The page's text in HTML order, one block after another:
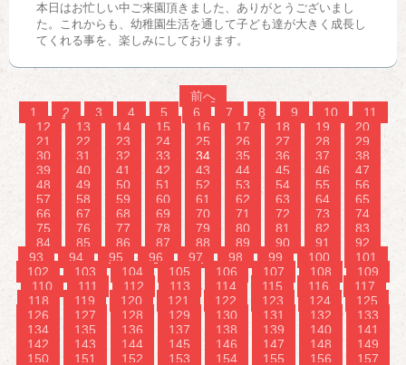
本日はお忙しい中ご来園頂きました、ありがとうございまし
た。これからも、幼稚園生活を通して子ども達が大きく成長し
てくれる事を、楽しみにしております。
前へ
1
2 3 4 5 6 7 8 9 10
11
12
13 14 15 16 17 18 19
20
21
22 23 24 25 26 27 28
29
30
31 32 33 34 35 36 37
38
39
40 41 42 43 44 45 46
47
48
49 50 51 52 53 54 55
56
57
58 59 60 61 62 63 64
65
66
67 68 69 70 71 72 73
74
75
76 77 78 79 80 81 82
83
84
85 86 87 88 89 90 91
92
93
94 95 96 97 98 99 100
101
102
103 104 105 106 107 108
109
110
111 112 113 114 115 116
117
118
119 120 121 122 123 124
125
126
127 128 129 130 131 132
133
134
135 136 137 138 139 140
141
142
143 144 145 146 147 148
149
150
151 152 153 154 155 156 157